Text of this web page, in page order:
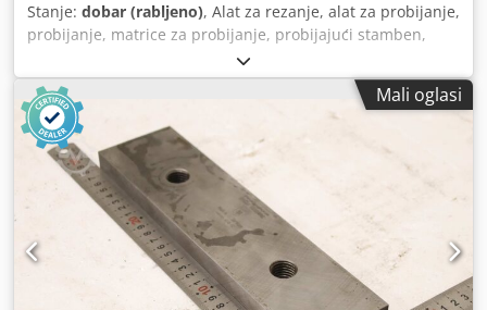
Stanje: dobar (rabljeno), Alat za rezanje, alat za probijanje,
probijanje, matrice za probijanje, probijajući stamben,
nosač matrice Chodozr Hbcspfx Aiqoa -Alat za probijanje:
međublok -Promjer otvora: Ø 100 mm / Ø 25 mm -
Dimenzije: pogledajte fotografije -Vanjske dimenzije:
205/180/V90 mm -Težina: 8,2 kg
Mali oglasi